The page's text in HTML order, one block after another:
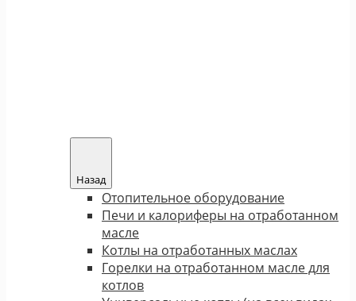
Назад
Отопительное оборудование
Печи и калориферы на отработанном
масле
Котлы на отработанных маслах
Горелки на отработанном масле для
котлов